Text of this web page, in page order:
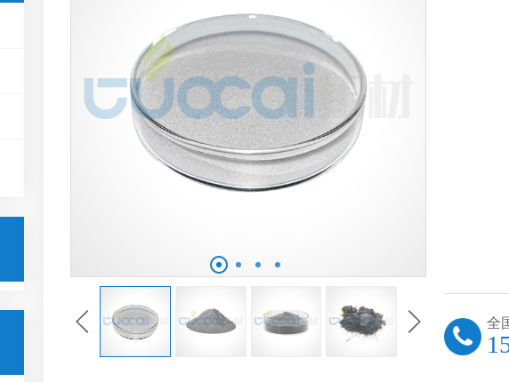
全